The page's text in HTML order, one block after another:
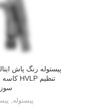
سوزن
پیستوله,